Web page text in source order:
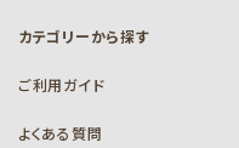
カテゴリーから探す
ご利用ガイド
よくある質問